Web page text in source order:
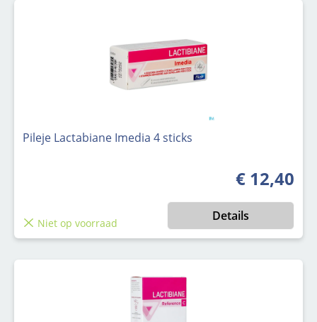
Pileje Lactabiane Imedia 4 sticks
Normale
€ 12,40
Niet op voorraad Details